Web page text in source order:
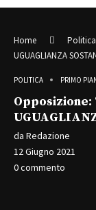
Home Politica
UGUAGLIANZA
POLITICA PRIMO
da Redazione
12 Giugno 2021
0 commento